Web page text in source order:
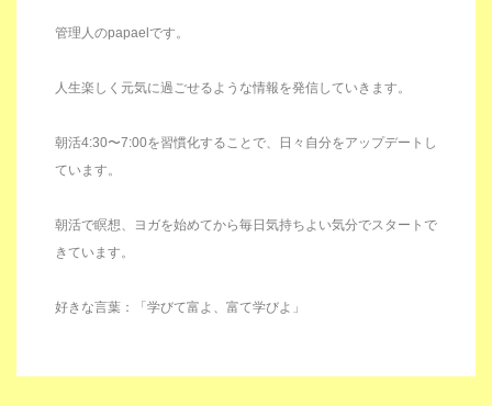
管理人のpapaelです。
人生楽しく元気に過ごせるような情報を発信していきます。
朝活4:30〜7:00を習慣化することで、日々自分をアップデートし
ています。
朝活で瞑想、ヨガを始めてから毎日気持ちよい気分でスタートで
きています。
好きな言葉：「学びて富よ、富て学びよ」